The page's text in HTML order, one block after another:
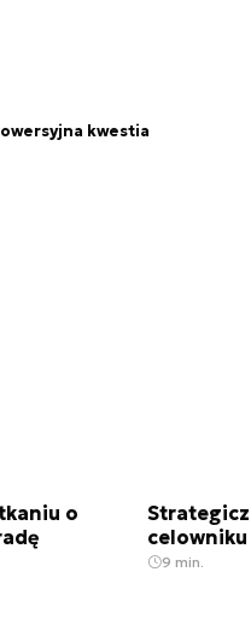
kwestia
o
9 min.